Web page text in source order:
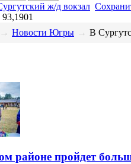
ж/д вокзал
93,1901
→ Новости Югры → В
районе пройдет